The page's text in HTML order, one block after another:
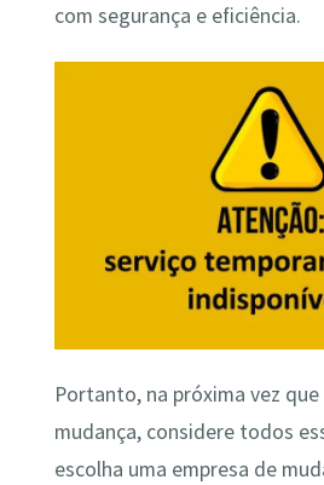
com segurança e eficiência.
Portanto, na próxima vez
mudança, considere todos
escolha uma empresa de